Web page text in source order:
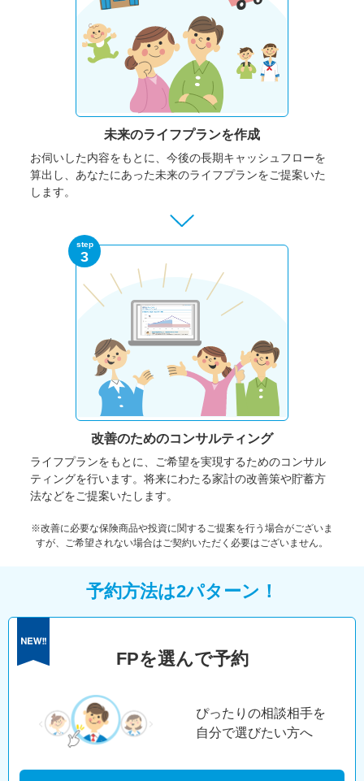
未来のライフプランを作成
お伺いした内容をもとに、今後の長期キャッシュフローを
算出し、あなたにあった未来のライフプランをご提案いた
します。
step
3
改善のためのコンサルティング
ライフプランをもとに、ご希望を実現するためのコンサル
ティングを行います。将来にわたる家計の改善策や貯蓄方
法などをご提案いたします。
※改善に必要な保険商品や投資に関するご提案を行う場合がございま
すが、ご希望されない場合はご契約いただく必要はございません。
予約方法は2パターン！
FPを選んで予約
ぴったりの相談相手を
自分で選びたい方へ